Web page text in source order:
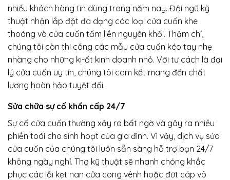
nhiều khách hàng tin dùng trong năm nay. Đội ngũ kỹ
thuật nhận lắp đặt đa dạng các loại cửa cuốn khe
thoáng và cửa cuốn tấm liền nguyên khối. Thậm chí,
chúng tôi còn thi công các mẫu cửa cuốn kéo tay nhẹ
nhàng cho những ki-ốt kinh doanh nhỏ. Với tư cách là đại
lý cửa cuốn uy tín, chúng tôi cam kết mang đến chất
lượng hoàn hảo tuyệt đối.
Sửa chữa sự cố khẩn cấp 24/7
Sự cố cửa cuốn thường xảy ra bất ngờ và gây ra nhiều
phiền toái cho sinh hoạt của gia đình. Vì vậy, dịch vụ sửa
cửa cuốn của chúng tôi luôn sẵn sàng hỗ trợ bạn 24/7
không ngày nghỉ. Thợ kỹ thuật sẽ nhanh chóng khắc
phục các lỗi kẹt nan cửa cong vênh hoặc đứt cáp vô